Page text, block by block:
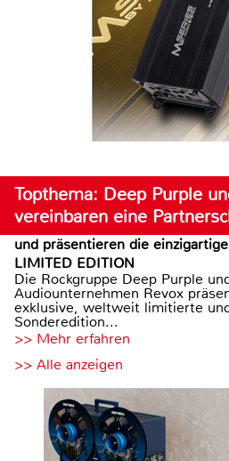
Topthema: Deep Purple
vereinbaren eine
und präsentieren die
LIMITED EDITION
Die Rockgruppe Deep Purple
Audiounternehmen Revox
exklusive, weltweit limitierte
Sonderedition...
>> Mehr erfahren
>> Alle anzeigen